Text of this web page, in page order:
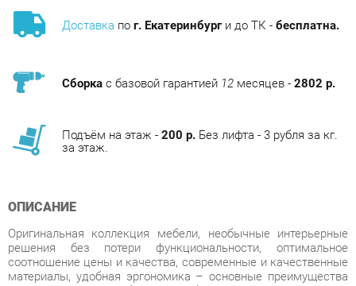
решения без потери функциональности, оптимальное
материалы, удобная эргономика – основные преимущества
серии «Zoom» от мебельной фабрики «Pointex». Коллекция
создана с учетом основных требований к мебели для
кабинета и офиса: ценовая экономичность в комплексе с